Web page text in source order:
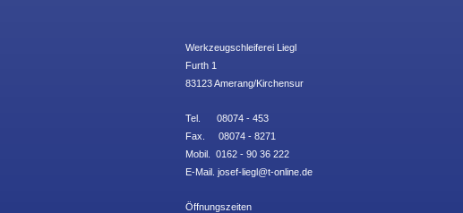
Werkzeugschleiferei Liegl
Furth 1
83123 Amerang/Kirchensur
Tel. 08074 - 453
Fax. 08074 - 8271
Mobil. 0162 - 90 36 222
E-Mail. josef-liegl@t-online.de
Öffnungszeiten